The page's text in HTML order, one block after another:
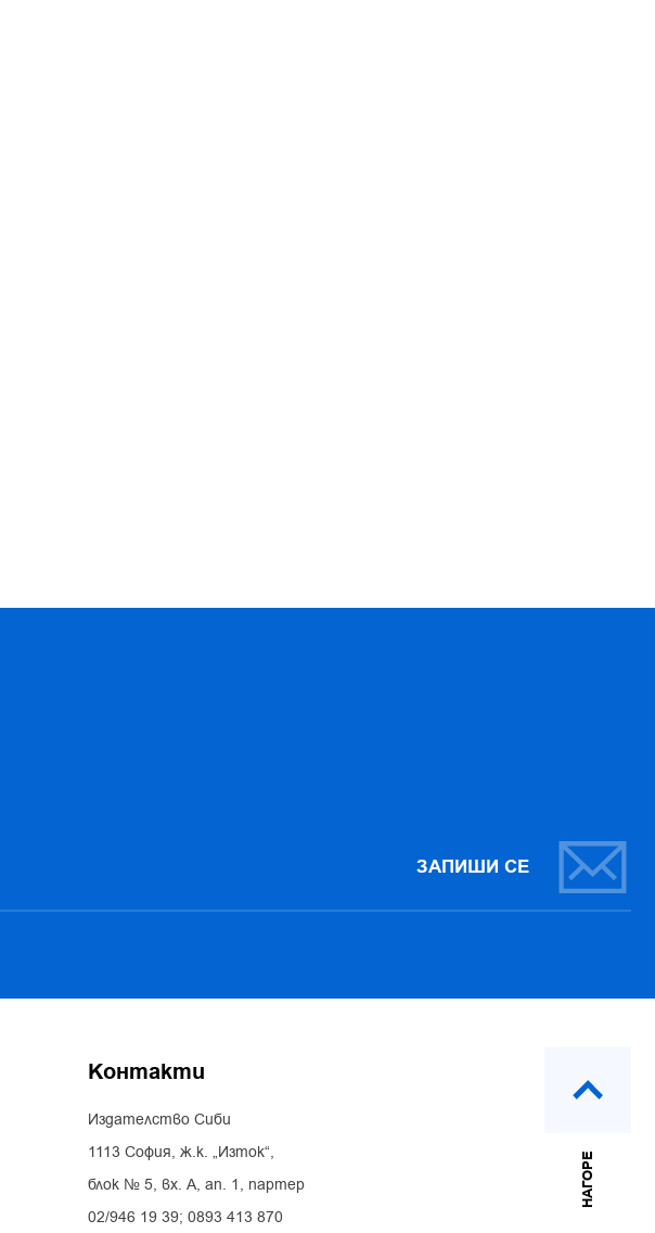
ЗАПИШИ СЕ
Контакти
Издателство Сиби
1113 София, ж.к. „Изток“,
блок № 5, вх. А, ап. 1, партер
02/946 19 39; 0893 413 870
НАГОРЕ